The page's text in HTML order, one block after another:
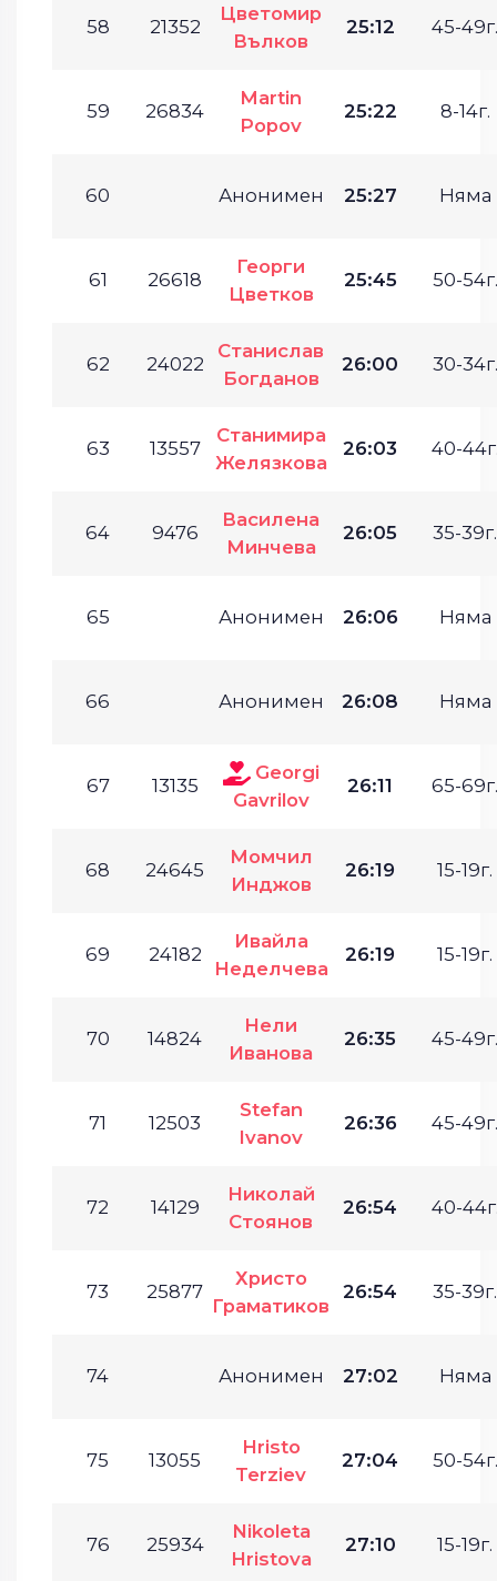
58 21352
Цветомир
Вълков
25:12 45-49г.
59 26834
Martin
Popov
25:22 8-14г.
60 Анонимен 25:27 Няма
61 26618
Георги
Цветков
25:45 50-54г.
62 24022
Станислав
Богданов
26:00 30-34г.
63 13557
Станимира
Желязкова
26:03 40-
64 9476
Василена
Минчева
26:05 35-39г.
65 Анонимен 26:06 Няма
66 Анонимен 26:08 Няма
67 13135
Georgi
Gavrilov
26:11 65-69г.
68 24645
Момчил
Инджов
26:19 15-19г.
69 24182
Ивайла
Неделчева
26:19 15-19г.
70 14824
Нели
Иванова
26:35 45-49г.
71 12503
Stefan
Ivanov
26:36 45-49г.
72 14129
Николай
Стоянов
26:54 40-
73 25877
Христо
Граматиков
26:54 35-39г.
74 Анонимен 27:02 Няма
75 13055
Hristo
Terziev
27:04 50-54г.
76 25934
Nikoleta
Hristova
27:10 15-19г.